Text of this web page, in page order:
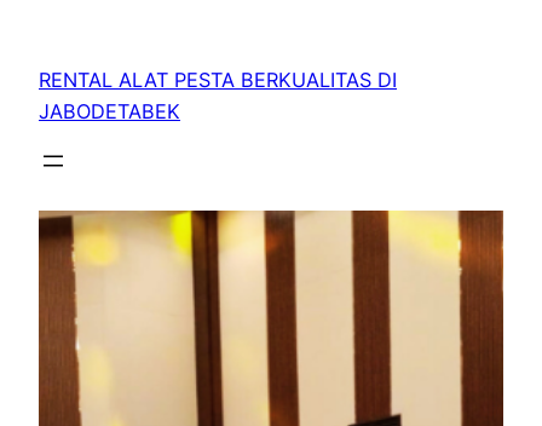
RENTAL ALAT PESTA BERKUALITAS DI
JABODETABEK